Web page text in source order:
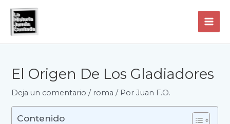
contenido
El Origen De Los Gladiadores
Deja un comentario / roma / PorJuan F.O.
Contenido